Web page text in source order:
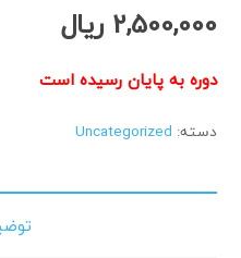
2,500,000 ریال
دوره به پایان رسیده است
دسته: Uncategorized